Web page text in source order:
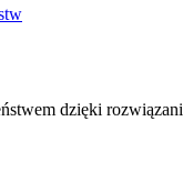
dzięki